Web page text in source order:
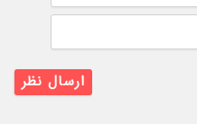
ایمیل